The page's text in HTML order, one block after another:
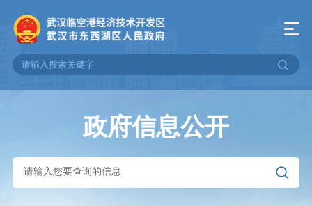
政府信息公开